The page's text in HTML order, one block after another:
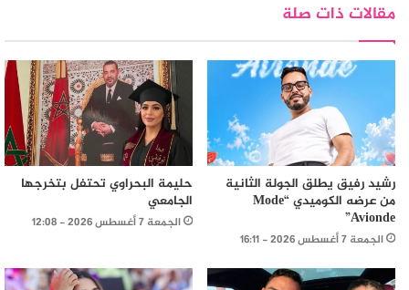
مقالات ذات صلة
رشيد رفيق يطلق الجولة الثانية
من عرضه الكوميدي “Mode
Avionde”
الجمعة 7 أغسطس 2026 - 16:11
حليمة البحراوي تحتفل بتخرجها
الجامعي
الجمعة 7 أغسطس 2026 - 12:08